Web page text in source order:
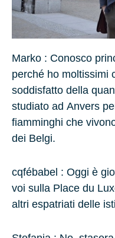
Marko : Conosco
perché ho moltissimi
soddisfatto della
studiato ad Anvers
fiamminghi che
dei Belgi.
cqfébabel : Oggi è
voi sulla Place du
altri espatriati delle